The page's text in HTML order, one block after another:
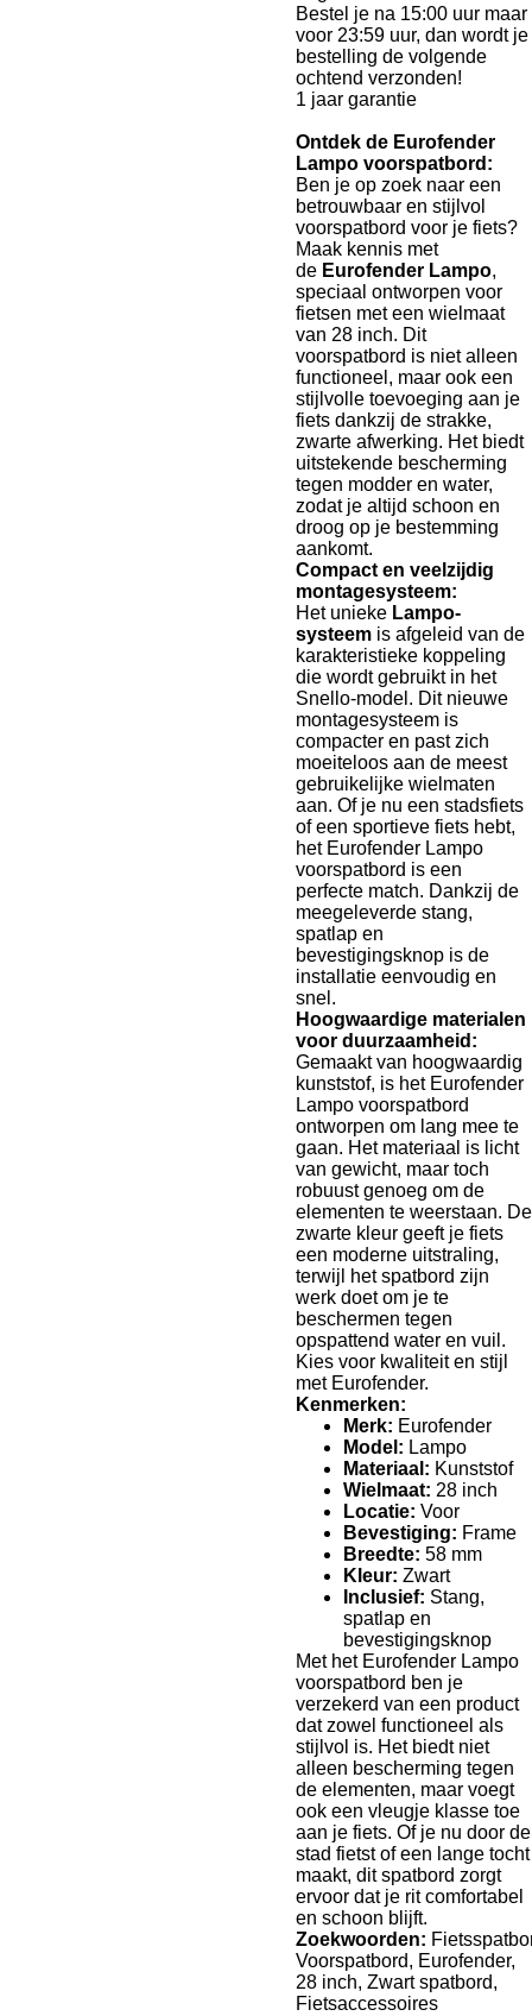
Bestel je na 15:00 uur maar
voor 23:59 uur, dan wordt je
bestelling de volgende
ochtend verzonden!
1 jaar garantie
Ontdek de Eurofender
Lampo voorspatbord:
Ben je op zoek naar een
betrouwbaar en stijlvol
voorspatbord voor je fiets?
Maak kennis met
de Eurofender Lampo,
speciaal ontworpen voor
fietsen met een wielmaat
van 28 inch. Dit
voorspatbord is niet alleen
functioneel, maar ook een
stijlvolle toevoeging aan je
fiets dankzij de strakke,
zwarte afwerking. Het biedt
uitstekende bescherming
tegen modder en water,
zodat je altijd schoon en
droog op je bestemming
aankomt.
Compact en veelzijdig
montagesysteem:
Het unieke Lampo-
systeem is afgeleid van de
karakteristieke koppeling
die wordt gebruikt in het
Snello-model. Dit nieuwe
montagesysteem is
compacter en past zich
moeiteloos aan de meest
gebruikelijke wielmaten
aan. Of je nu een stadsfiets
of een sportieve fiets hebt,
het Eurofender Lampo
voorspatbord is een
perfecte match. Dankzij de
meegeleverde stang,
spatlap en
bevestigingsknop is de
installatie eenvoudig en
snel.
Hoogwaardige materialen
voor duurzaamheid:
Gemaakt van hoogwaardig
kunststof, is het Eurofender
Lampo voorspatbord
ontworpen om lang mee te
gaan. Het materiaal is licht
van gewicht, maar toch
robuust genoeg om de
elementen te weerstaan. De
zwarte kleur geeft je fiets
een moderne uitstraling,
terwijl het spatbord zijn
werk doet om je te
beschermen tegen
opspattend water en vuil.
Kies voor kwaliteit en stijl
met Eurofender.
Kenmerken:
Merk: Eurofender
Model: Lampo
Materiaal: Kunststof
Wielmaat: 28 inch
Locatie: Voor
Bevestiging: Frame
Breedte: 58 mm
Kleur: Zwart
Inclusief: Stang,
spatlap en
bevestigingsknop
Met het Eurofender Lampo
voorspatbord ben je
verzekerd van een product
dat zowel functioneel als
stijlvol is. Het biedt niet
alleen bescherming tegen
de elementen, maar voegt
ook een vleugje klasse toe
aan je fiets. Of je nu door de
stad fietst of een lange tocht
maakt, dit spatbord zorgt
ervoor dat je rit comfortabel
en schoon blijft.
Zoekwoorden:
Voorspatbord, Eurofender,
28 inch, Zwart spatbord,
Fietsaccessoires